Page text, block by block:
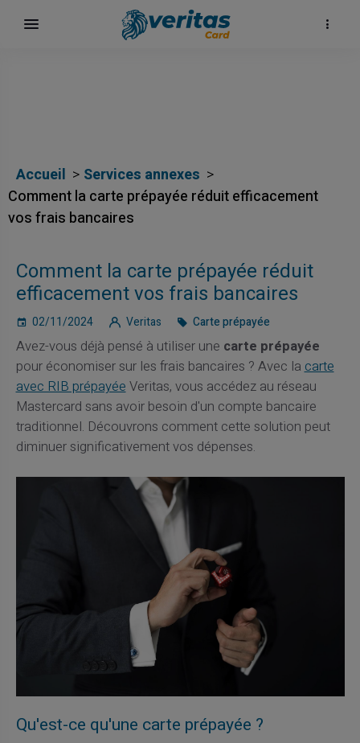
Accueil
Services annexes
Comment la carte prépayée réduit efficacement
vos frais bancaires
Comment la carte prépayée réduit
efficacement vos frais bancaires
02/11/2024 Veritas Carte prépayée
Avez-vous déjà pensé à utiliser une carte prépayée
pour économiser sur les frais bancaires ? Avec lacarte
avec RIB prépayéeVeritas, vous accédez au réseau
Mastercard sans avoir besoin d'un compte bancaire
traditionnel. Découvrons comment cette solution peut
diminuer significativement vos dépenses.
Qu'est-ce qu'une carte prépayée ?